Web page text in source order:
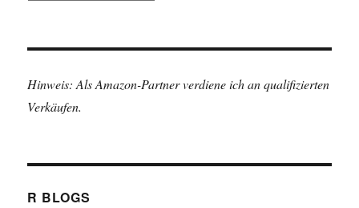
Hinweis: Als Amazon-Partner verdiene ich an qualifizierten
Verkäufen.
R BLOGS